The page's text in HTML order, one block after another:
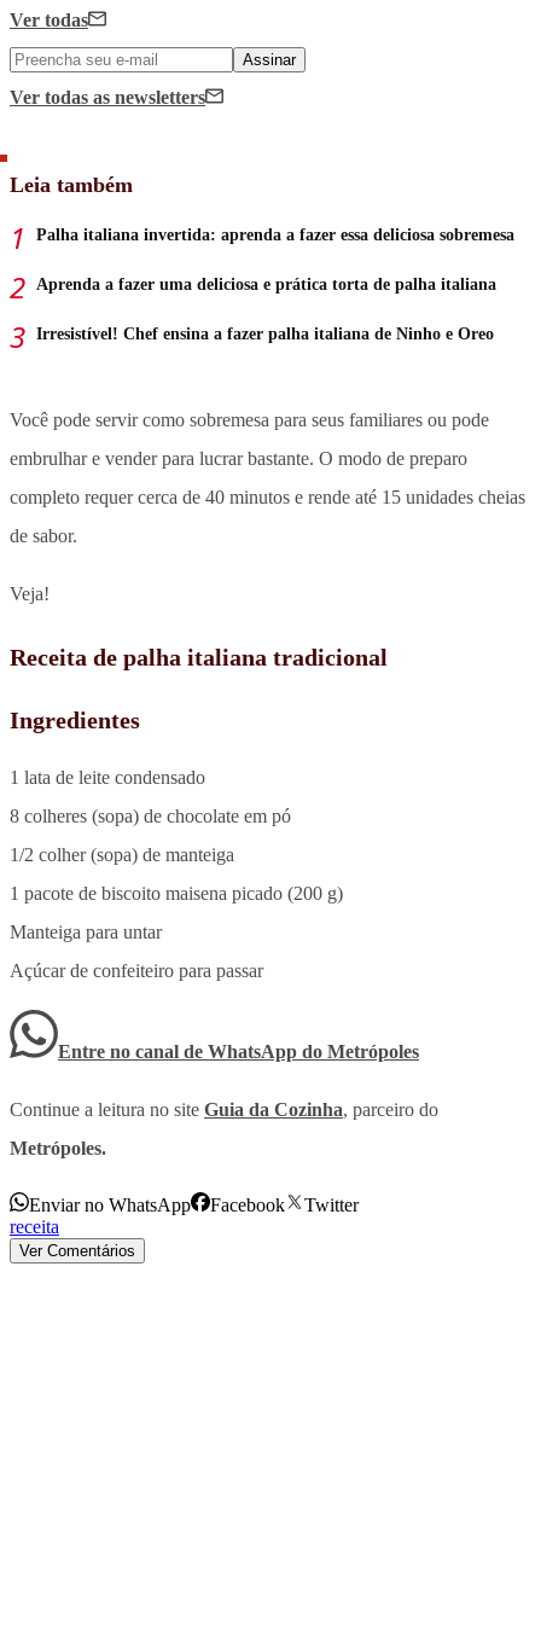
Ver todas
Assinar
Ver todas as newsletters
Leia também
Palha italiana invertida: aprenda a fazer essa deliciosa sobremesa
Aprenda a fazer uma deliciosa e prática torta de palha italiana
Irresistível! Chef ensina a fazer palha italiana de Ninho e Oreo
Você pode servir como sobremesa para seus familiares ou pode
embrulhar e vender para lucrar bastante. O modo de preparo
completo requer cerca de 40 minutos e rende até 15 unidades cheias
de sabor.
Veja!
Receita de palha italiana tradicional
Ingredientes
1 lata de leite condensado
8 colheres (sopa) de chocolate em pó
1/2 colher (sopa) de manteiga
1 pacote de biscoito maisena picado (200 g)
Manteiga para untar
Açúcar de confeiteiro para passar
Entre no canal de WhatsApp do Metrópoles
Continue a leitura no site Guia da Cozinha, parceiro do
Metrópoles.
Enviar no WhatsApp Facebook
Twitter
receita
Ver Comentários